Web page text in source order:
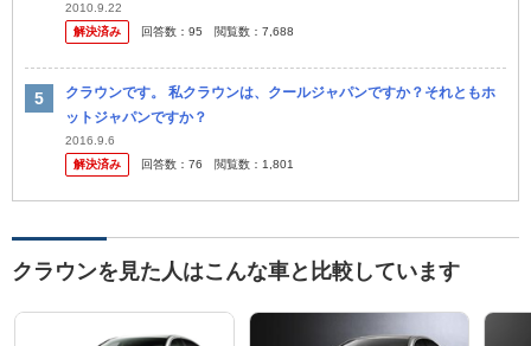
と言われたらしいです。 それを聞いてなんとなく腹がたちました。
やっぱ...
2010.9.22
解決済み
回答数： 95 閲覧数： 7,688
クラウンです。 私クラウンは、クールジャパンですか？それともホ
ットジャパンですか？
2016.9.6
解決済み
回答数： 76 閲覧数： 1,801
クラウンを見た人はこんな車と比較しています